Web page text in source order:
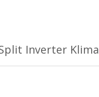
Inverter Klima